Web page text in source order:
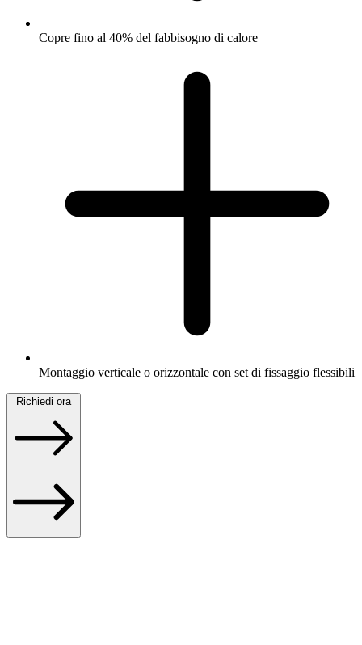
Copre fino al 40% del fabbisogno di calore
Montaggio verticale o orizzontale con set di fissaggio flessibili
Richiedi ora